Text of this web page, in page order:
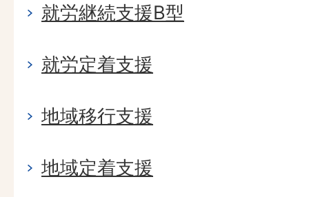
就労継続支援B型
就労定着支援
地域移行支援
地域定着支援